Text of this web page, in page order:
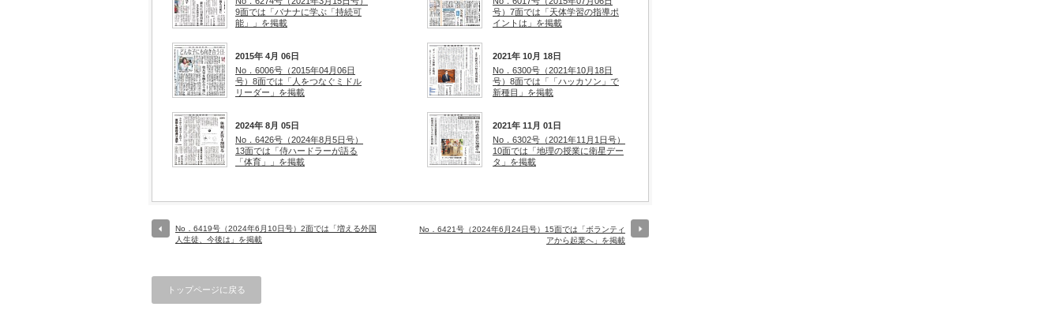
9面では「バナナに学ぶ「持続可
能」」を掲載
号）7面では「天体学習の指導ポ
イントは」を掲載
2015年 4月 06日
No．6006号（2015年04月06日
号）8面では「人をつなぐミドル
リーダー」を掲載
2021年 10月 18日
No．6300号（2021年10月18日
号）8面では「「ハッカソン」で
新種目」を掲載
2024年 8月 05日
No．6426号（2024年8月5日号）
13面では「侍ハードラーが語る
「体育」」を掲載
2021年 11月 01日
No．6302号（2021年11月1日号）
10面では「地理の授業に衛星デー
タ」を掲載
No．6419号（2024年6月10日号）2面では「増える外国
人生徒、今後は」を掲載
No．6421号（2024年6月24日号）15面では「ボランティ
アから起業へ」を掲載
トップページに戻る